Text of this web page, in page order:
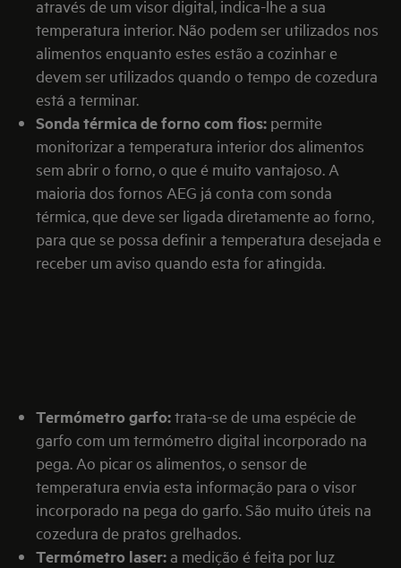
através de um visor digital, indica-lhe a sua
temperatura interior. Não podem ser utilizados nos
alimentos enquanto estes estão a cozinhar e
devem ser utilizados quando o tempo de cozedura
está a terminar.
Sonda térmica de forno com fios: permite
monitorizar a temperatura interior dos alimentos
sem abrir o forno, o que é muito vantajoso. A
maioria dos fornos AEG já conta com sonda
térmica, que deve ser ligada diretamente ao forno,
para que se possa definir a temperatura desejada e
receber um aviso quando esta for atingida.
Termómetro garfo:trata-se de uma espécie de
garfo com um termómetro digital incorporado na
pega. Ao picar os alimentos, o sensor de
temperatura envia esta informação para o visor
incorporado na pega do garfo. São muito úteis na
cozedura de pratos grelhados.
Termómetro laser:a medição é feita por luz